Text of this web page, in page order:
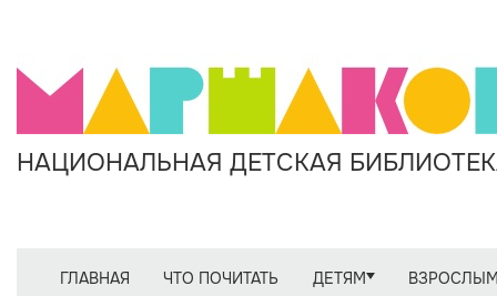
НАЦИОНАЛЬНАЯ ДЕТСКАЯ
ГЛАВНАЯ ЧТО ПОЧИТАТЬ ДЕТЯМ